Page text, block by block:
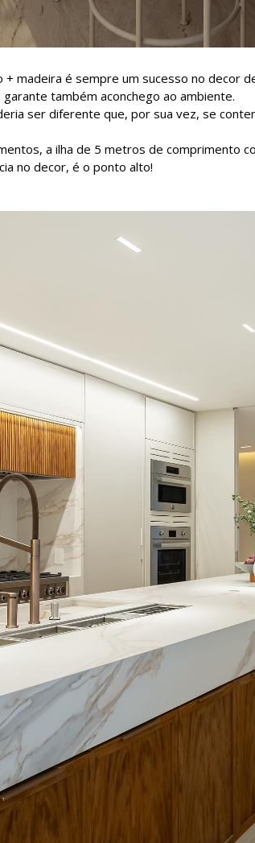
+ madeira é sempre um sucesso no decor
também aconchego ao ambiente.
ser diferente que, por sua vez, se
a ilha de 5 metros de comprimento
no decor, é o ponto alto!